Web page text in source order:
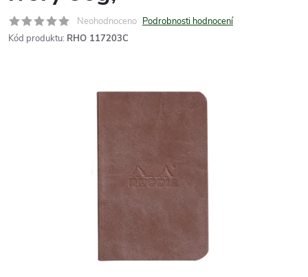
Neohodnoceno Podrobnosti hodnocení
Kód produktu: RHO 117203C